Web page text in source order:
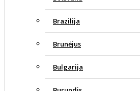
Brazilija
Brunėjus
Bulgarija